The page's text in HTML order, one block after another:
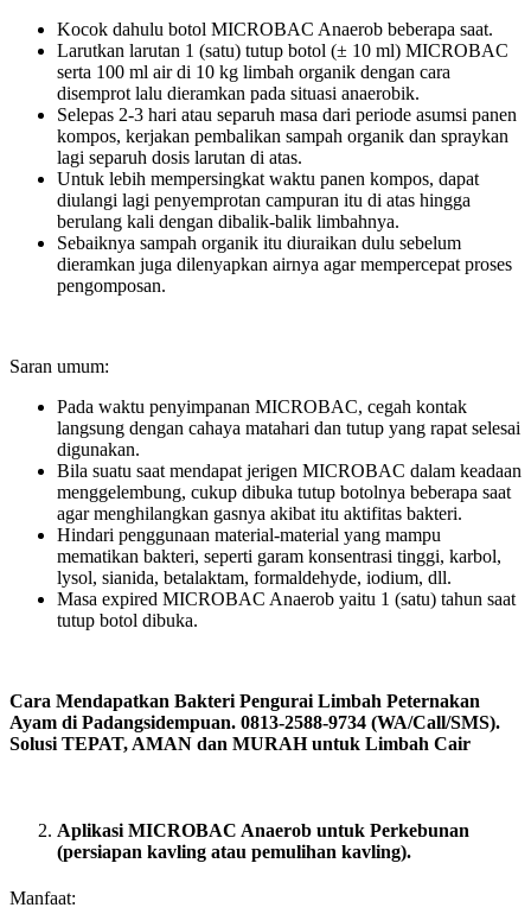
Kocok dahulu botol MICROBAC Anaerob beberapa saat.
Larutkan larutan 1 (satu) tutup botol (± 10 ml) MICROBAC
serta 100 ml air di 10 kg limbah organik dengan cara
disemprot lalu dieramkan pada situasi anaerobik.
Selepas 2-3 hari atau separuh masa dari periode asumsi panen
kompos, kerjakan pembalikan sampah organik dan spraykan
lagi separuh dosis larutan di atas.
Untuk lebih mempersingkat waktu panen kompos, dapat
diulangi lagi penyemprotan campuran itu di atas hingga
berulang kali dengan dibalik-balik limbahnya.
Sebaiknya sampah organik itu diuraikan dulu sebelum
dieramkan juga dilenyapkan airnya agar mempercepat proses
pengomposan.
Saran umum:
Pada waktu penyimpanan MICROBAC, cegah kontak
langsung dengan cahaya matahari dan tutup yang rapat selesai
digunakan.
Bila suatu saat mendapat jerigen MICROBAC dalam keadaan
menggelembung, cukup dibuka tutup botolnya beberapa saat
agar menghilangkan gasnya akibat itu aktifitas bakteri.
Hindari penggunaan material-material yang mampu
mematikan bakteri, seperti garam konsentrasi tinggi, karbol,
lysol, sianida, betalaktam, formaldehyde, iodium, dll.
Masa expired MICROBAC Anaerob yaitu 1 (satu) tahun saat
tutup botol dibuka.
Cara Mendapatkan Bakteri Pengurai Limbah Peternakan
Ayam di Padangsidempuan. 0813-2588-9734 (WA/Call/SMS).
Solusi TEPAT, AMAN dan MURAH untuk Limbah Cair
Aplikasi MICROBAC Anaerob untuk Perkebunan
(persiapan kavling atau pemulihan kavling).
Manfaat: